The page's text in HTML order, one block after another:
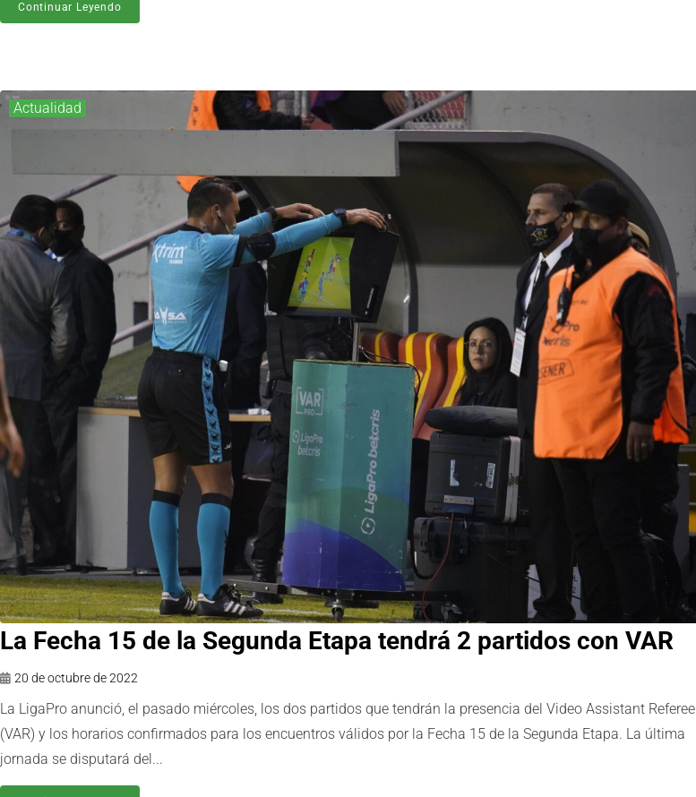
Continuar Leyendo
Actualidad
La Fecha 15 de la Segunda Etapa tendrá 2 partidos con VAR
20 de octubre de 2022
La LigaPro anunció, el pasado miércoles, los dos partidos que tendrán la presencia del Video Assistant Referee
(VAR) y los horarios confirmados para los encuentros válidos por la Fecha 15 de la Segunda Etapa. La última
jornada se disputará del...